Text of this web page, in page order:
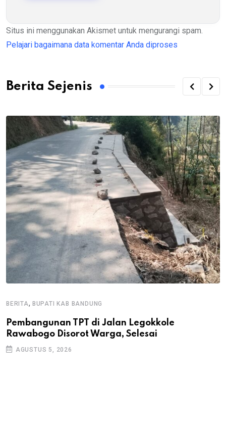
Situs ini menggunakan Akismet untuk mengurangi spam.
Pelajari bagaimana data komentar Anda diproses
Berita Sejenis
BERITA, BUPATI KAB BANDUNG
Pembangunan TPT di Jalan Legokkole
Rawabogo Disorot Warga, Selesai
AGUSTUS 5, 2026